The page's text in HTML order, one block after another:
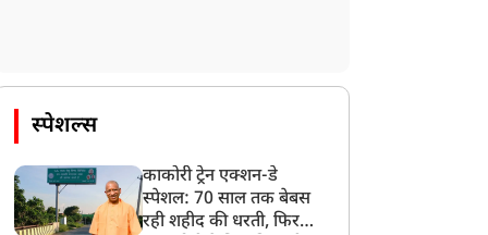
स्पेशल्स
काकोरी ट्रेन एक्शन-डे
स्पेशल: 70 साल तक बेबस
रही शहीद की धरती, फिर